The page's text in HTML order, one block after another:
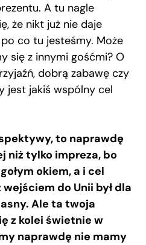
A tu nagle
że nikt już nie daje
co tu jesteśmy. Może
się z innymi gośćmi? O
dobrą zabawę czy
jest jakiś wspólny cel
to naprawdę
niż tylko impreza, bo
okiem, a i cel
do Unii był dla
Ale ta twoja
z kolei świetnie w
naprawdę nie mamy